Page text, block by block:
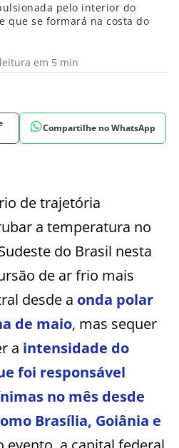
pelo interior do
que se formará na costa do
leitura em 5 min
Compartilhe no WhatsApp
de trajetória
a temperatura no
do Brasil nesta
de ar frio mais
desde a onda polar
de maio, mas sequer
a intensidade do
foi responsável
no mês desde
Brasília, Goiânia e